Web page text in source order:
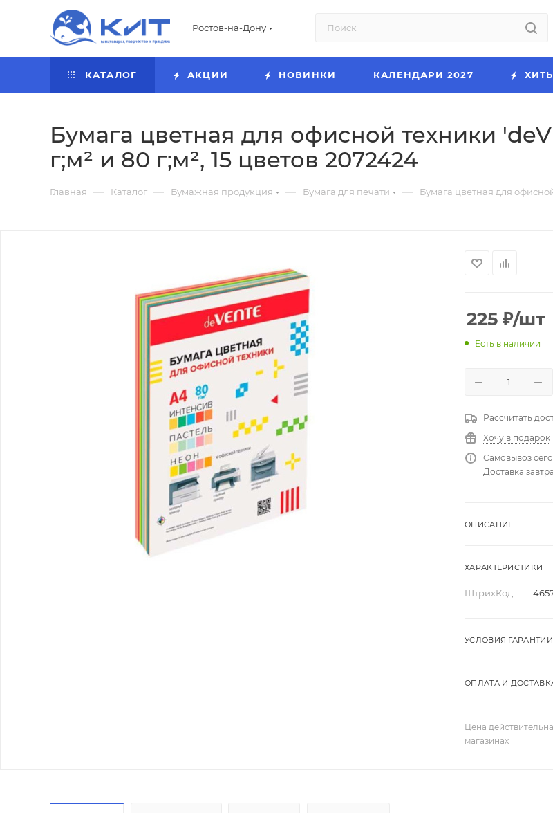
Ростов-на-Дону
КАТАЛОГ АКЦИИ НОВИНКИ КАЛЕНДАРИ 2027
Бумага цветная для офисной техники
г;м² и 80 г;м², 15 цветов 2072424
Главная — Каталог — Бумажная продукция — Бумага для печати — Бумага цветная для
225 ₽/шт
Есть в наличии
Рассчитать
Хочу в подарок
Самовывоз
Доставка
ОПИСАНИЕ
ХАРАКТЕРИСТИКИ
ШтрихКод —
УСЛОВИЯ ГАРАНТИИ
ОПЛАТА И
Цена
магазинах